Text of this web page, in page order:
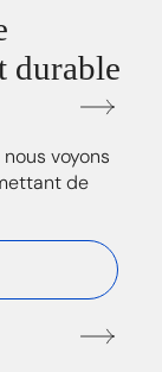
durable
voyons
de